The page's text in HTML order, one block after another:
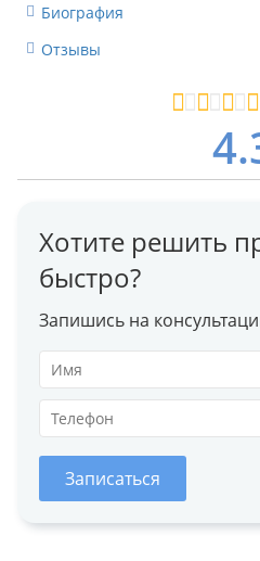
Биография
Отзывы
Хотите решить
быстро?
Запишись на
Записаться